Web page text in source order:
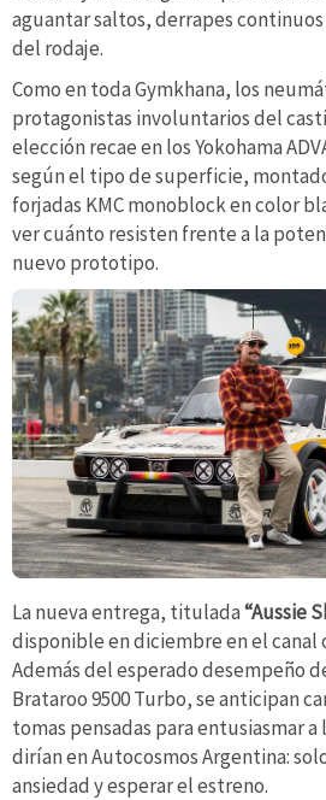
aguantar saltos, derrapes continuos
del rodaje.
Como en toda Gymkhana, los
protagonistas involuntarios del
elección recae en los Yokohama
según el tipo de superficie,
forjadas KMC monoblock en color
ver cuánto resisten frente a la
nuevo prototipo.
La nueva entrega, titulada“Aussie
disponible en diciembre en el canal
Además del esperado desempeño
Brataroo 9500 Turbo, se anticipan
tomas pensadas para entusiasmar a
dirían en Autocosmos Argentina:
ansiedad y esperar el estreno.